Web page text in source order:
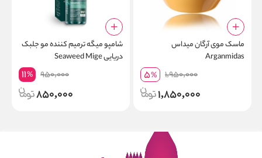
ماسک موی آرگان میداس
Arganmidas
1,950,000
5%
1,850,000
شامپو میگه ترمیم کننده مو جلبک
دریایی Seaweed Mige
950,000
11%
850,000